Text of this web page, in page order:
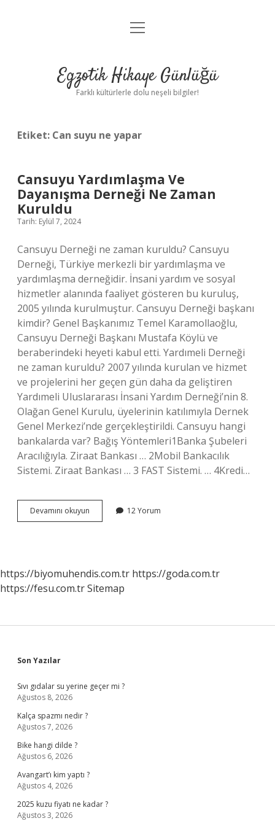
Anasayfa
Yasal Uyarı
menüyü
Egzotik Hikaye Günlüğü
Farklı kültürlerle dolu neşeli bilgiler!
Etiket: Can suyu ne yapar
Cansuyu Yardımlaşma Ve
Dayanışma Derneği Ne Zaman
Kuruldu
Tarih: Eylül 7, 2024
Cansuyu Derneği ne zaman kuruldu? Cansuyu
Derneği, Türkiye merkezli bir yardımlaşma ve
yardımlaşma derneğidir. İnsani yardım ve sosyal
hizmetler alanında faaliyet gösteren bu kuruluş,
2005 yılında kurulmuştur. Cansuyu Derneği başkanı
kimdir? Genel Başkanımız Temel Karamollaoğlu,
Cansuyu Derneği Başkanı Mustafa Köylü ve
beraberindeki heyeti kabul etti. Yardımeli Derneği
ne zaman kuruldu? 2007 yılında kurulan ve hizmet
ve projelerini her geçen gün daha da geliştiren
Yardımeli Uluslararası İnsani Yardım Derneği’nin 8.
Olağan Genel Kurulu, üyelerinin katılımıyla Dernek
Genel Merkezi’nde gerçekleştirildi. Cansuyu hangi
bankalarda var? Bağış Yöntemleri1Banka Şubeleri
Aracılığıyla. Ziraat Bankası … 2Mobil Bankacılık
Sistemi. Ziraat Bankası … 3 FAST Sistemi. … 4Kredi…
Devamını okuyun Cansuyu
Yardımlaşma
Zaman
Kuruldu
12 Yorum
https://biyomuhendis.com.tr https://goda.com.tr
https://fesu.com.trSitemap
Sidebar
Son Yazılar
Sıvı gıdalar su yerine geçer mi ?
Ağustos 8, 2026
Kalça spazmı nedir ?
Ağustos 7, 2026
Bike hangi dilde ?
Ağustos 6, 2026
Avangart’ı kim yaptı ?
Ağustos 4, 2026
2025 kuzu fiyatı ne kadar ?
Ağustos 3, 2026